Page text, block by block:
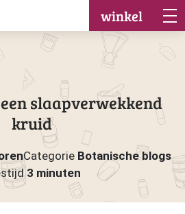
winkel
slaapverwekkend
kruid
Categorie Botanische blogs
3 minuten